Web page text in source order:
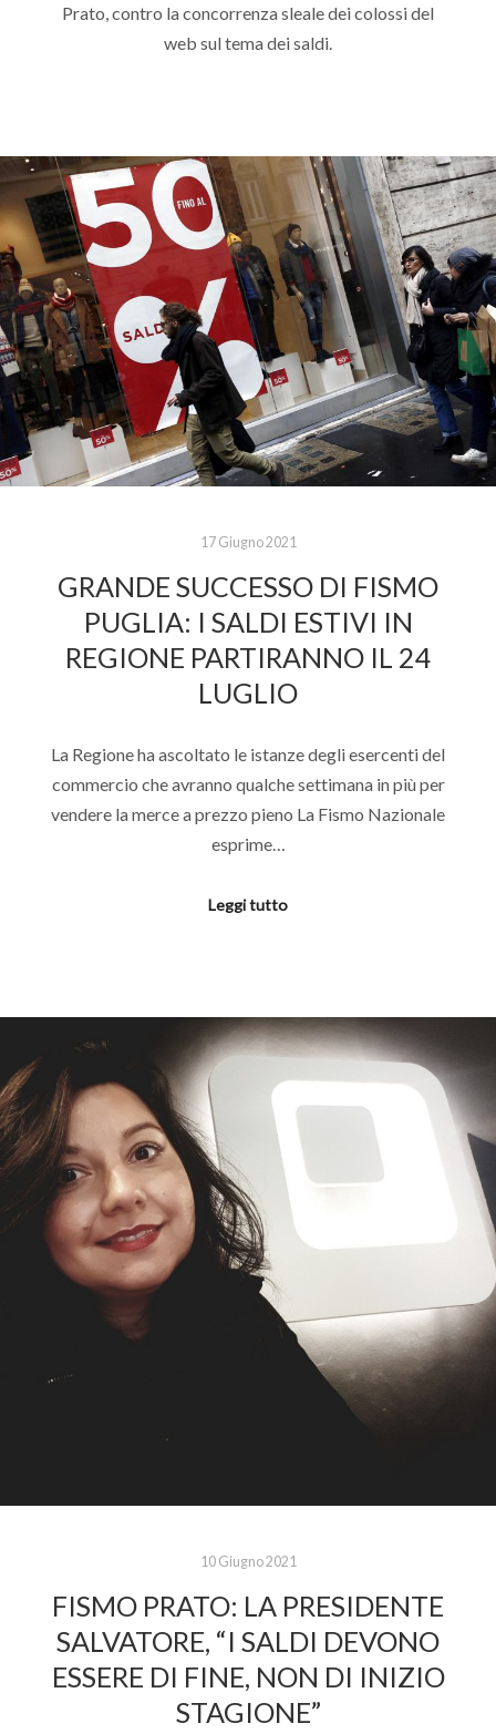
Prato, contro la concorrenza sleale dei colossi del
web sul tema dei saldi.
17 Giugno 2021
GRANDE SUCCESSO DI FISMO
PUGLIA: I SALDI ESTIVI IN
REGIONE PARTIRANNO IL 24
LUGLIO
La Regione ha ascoltato le istanze degli esercenti del
commercio che avranno qualche settimana in più per
vendere la merce a prezzo pieno La Fismo Nazionale
esprime…
Leggi tutto
10 Giugno 2021
FISMO PRATO: LA PRESIDENTE
SALVATORE, “I SALDI DEVONO
ESSERE DI FINE, NON DI INIZIO
STAGIONE”